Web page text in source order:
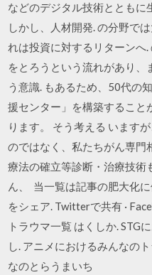
などのデジタル技術とともに
しかし、人材開発. の分野で
れは投資に対するリターンへ
をとろうという流れがあり、
う意識. もあるため、50代の
援センター」を構築すること
ります。 そう考える います
のではなく、私たちがん専門
療法の確立等診断・治療技術
ん、 当一覧は記事の肥大化
をシェア. Twitterで共有 ·
トラウマ一覧 はくしか. STG
し. アニメにおけるみんなの
なのとらうまいち